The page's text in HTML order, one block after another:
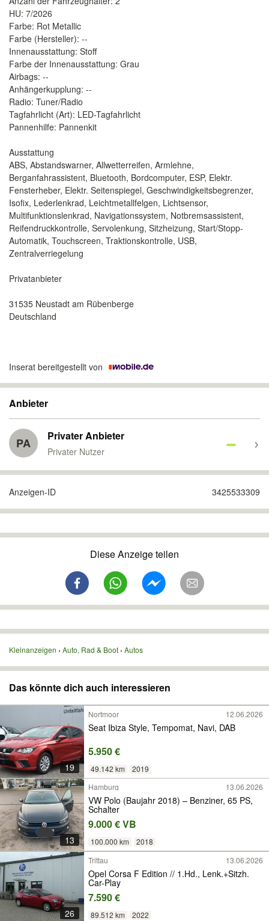
HU: 7/2026
Farbe: Rot Metallic
Farbe (Hersteller): --
Innenausstattung: Stoff
Farbe der Innenausstattung: Grau
Airbags: --
Anhängerkupplung: --
Radio: Tuner/Radio
Tagfahrlicht (Art): LED-Tagfahrlicht
Pannenhilfe: Pannenkit
Ausstattung
ABS, Abstandswarner, Allwetterreifen, Armlehne,
Berganfahrassistent, Bluetooth, Bordcomputer, ESP, Elektr.
Fensterheber, Elektr. Seitenspiegel, Geschwindigkeitsbegrenzer,
Isofix, Lederlenkrad, Leichtmetallfelgen, Lichtsensor,
Multifunktionslenkrad, Navigationssystem, Notbremsassistent,
Reifendruckkontrolle, Servolenkung, Sitzheizung, Start/Stopp-
Automatik, Touchscreen, Traktionskontrolle, USB,
Zentralverriegelung
Privatanbieter
31535 Neustadt am Rübenberge
Deutschland
Inserat bereitgestellt von
Anbieter
PA Privater Anbieter
Privater Nutzer
Anzeigen-ID 3425533309
Diese Anzeige teilen
Kleinanzeigen Auto, Rad & Boot Autos
Das könnte dich auch interessieren
19
Nortmoor 12.06.2026
Seat Ibiza Style, Tempomat, Navi, DAB
5.950 €
49.142 km 2019
13
Hamburg 13.06.2026
VW Polo (Baujahr 2018) – Benziner, 65 PS,
Schalter
9.000 € VB
100.000 km 2018
26
Trittau 13.06.2026
Opel Corsa F Edition // 1.Hd., Lenk.+Sitzh.
Car-Play
7.590 €
89.512 km 2022